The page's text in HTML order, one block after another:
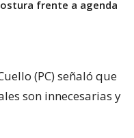
frente a agenda
(PC) señaló que
son innecesarias y